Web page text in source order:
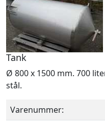
Tank
Ø 800 x 1500 mm. 700
stål.
Varenummer: